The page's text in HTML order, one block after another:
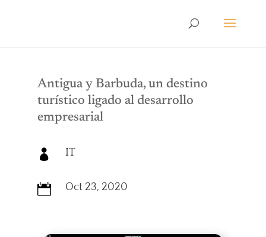
Antigua y Barbuda, un destino
turístico ligado al desarrollo
empresarial
 IT
 Oct 23, 2020